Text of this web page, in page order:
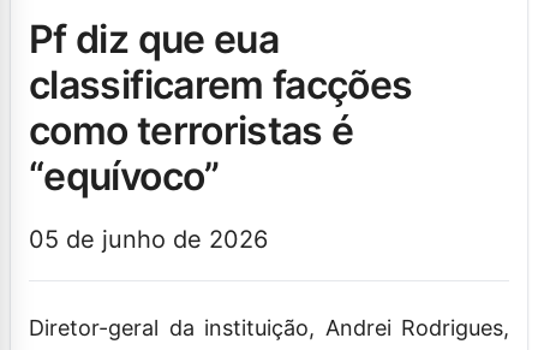
pf diz que eua
classificarem facções
como terroristas é
“equívoco”
05 de junho de 2026
Diretor-geral da instituição, Andrei Rodrigues,